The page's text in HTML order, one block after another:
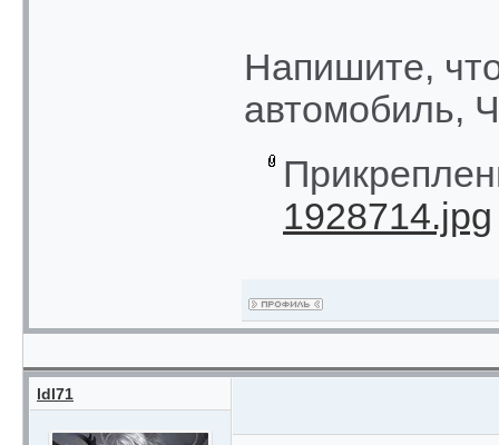
Напишите,
автомобиль,
1928714.jpg
ldl71